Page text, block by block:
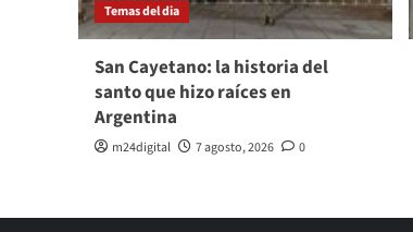
Temas del dia
San Cayetano: la historia del
santo que hizo raíces en
Argentina
m24digital 7 agosto, 2026 0